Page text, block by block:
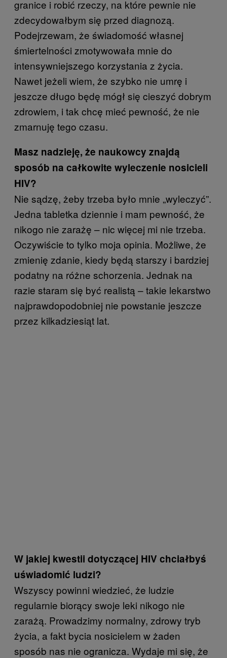
granice i robić rzeczy, na które pewnie nie
zdecydowałbym się przed diagnozą.
Podejrzewam, że świadomość własnej
śmiertelności zmotywowała mnie do
intensywniejszego korzystania z życia.
Nawet jeżeli wiem, że szybko nie umrę i
jeszcze długo będę mógł się cieszyć dobrym
zdrowiem, i tak chcę mieć pewność, że nie
zmarnuję tego czasu.
Masz nadzieję, że naukowcy znajdą
sposób na całkowite wyleczenie nosicieli
HIV?
Nie sądzę, żeby trzeba było mnie „wyleczyć”.
Jedna tabletka dziennie i mam pewność, że
nikogo nie zarażę – nic więcej mi nie trzeba.
Oczywiście to tylko moja opinia. Możliwe, że
zmienię zdanie, kiedy będą starszy i bardziej
podatny na różne schorzenia. Jednak na
razie staram się być realistą – takie lekarstwo
najprawdopodobniej nie powstanie jeszcze
przez kilkadziesiąt lat.
W jakiej kwestii dotyczącej HIV chciałbyś
uświadomić ludzi?
Wszyscy powinni wiedzieć, że ludzie
regularnie biorący swoje leki nikogo nie
zarażą. Prowadzimy normalny, zdrowy tryb
życia, a fakt bycia nosicielem w żaden
sposób nas nie ogranicza. Wydaje mi się, że